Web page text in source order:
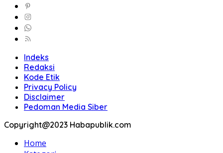
Indeks
Redaksi
Kode Etik
Privacy Policy
Disclaimer
Pedoman Media Siber
Copyright@2023 Habapublik.com
Home